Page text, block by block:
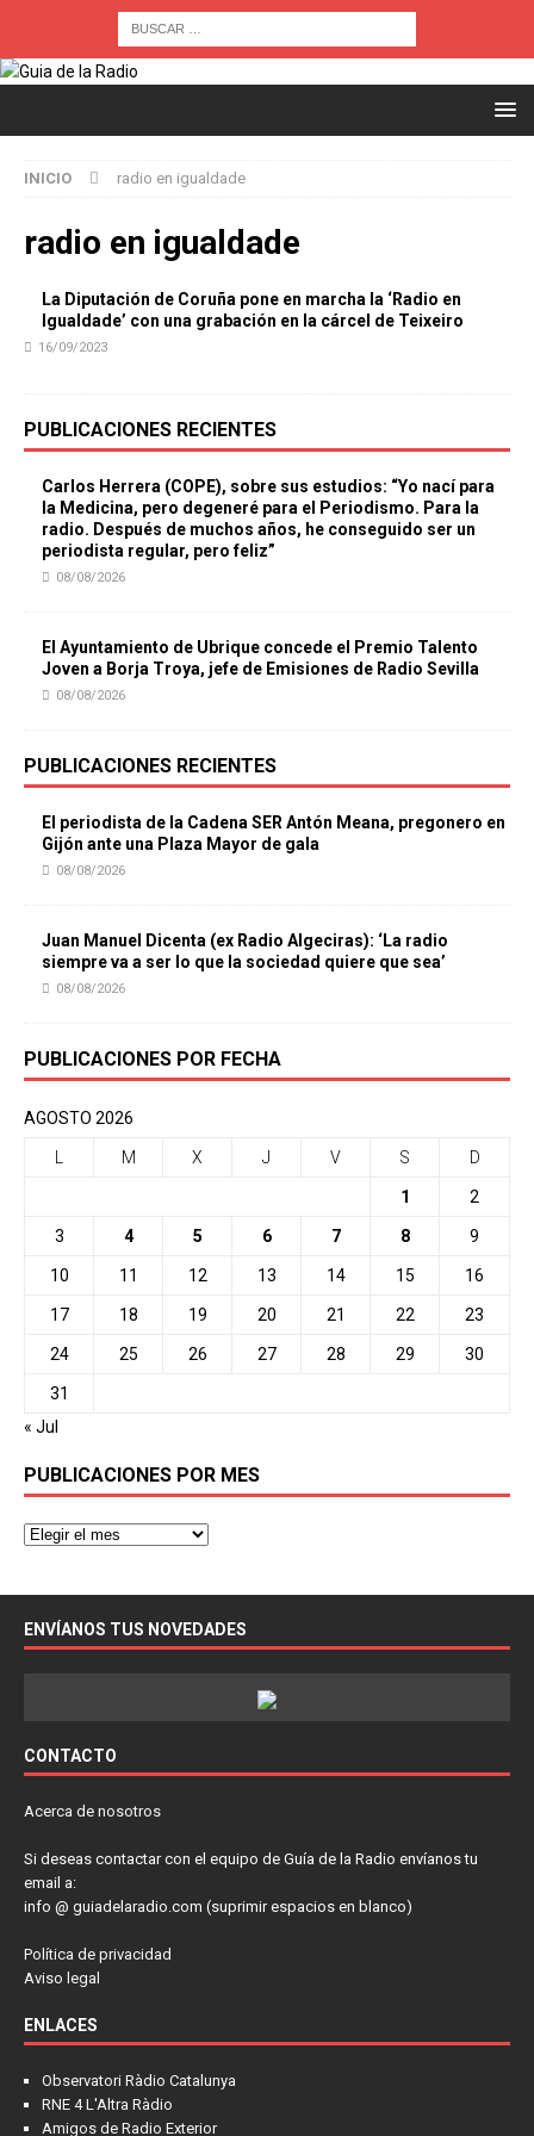
INICIO radio en igualdade
radio en igualdade
La Diputación de Coruña pone en marcha la ‘Radio en
Igualdade’ con una grabación en la cárcel de Teixeiro
16/09/2023
PUBLICACIONES RECIENTES
Carlos Herrera (COPE), sobre sus estudios: “Yo nací para
la Medicina, pero degeneré para el Periodismo. Para la
radio. Después de muchos años, he conseguido ser un
periodista regular, pero feliz”
08/08/2026
El Ayuntamiento de Ubrique concede el Premio Talento
Joven a Borja Troya, jefe de Emisiones de Radio Sevilla
08/08/2026
PUBLICACIONES RECIENTES
El periodista de la Cadena SER Antón Meana, pregonero en
Gijón ante una Plaza Mayor de gala
08/08/2026
Juan Manuel Dicenta (ex Radio Algeciras): ‘La radio
siempre va a ser lo que la sociedad quiere que sea’
08/08/2026
PUBLICACIONES POR FECHA
AGOSTO 2026
M X J V S D
1 2
3 4 5 6 7 8 9
10 11 12 13 14 15 16
17 18 19 20 21 22 23
24 25 26 27 28 29 30
31
« Jul
PUBLICACIONES POR MES
ENVÍANOS TUS NOVEDADES
CONTACTO
Acerca de nosotros
Si deseas contactar con el equipo de Guía de la Radio envíanos tu
email a:
info @ guiadelaradio.com (suprimir espacios en blanco)
Política de privacidad
Aviso legal
ENLACES
Observatori Ràdio Catalunya
RNE 4 L'Altra Ràdio
Amigos de Radio Exterior